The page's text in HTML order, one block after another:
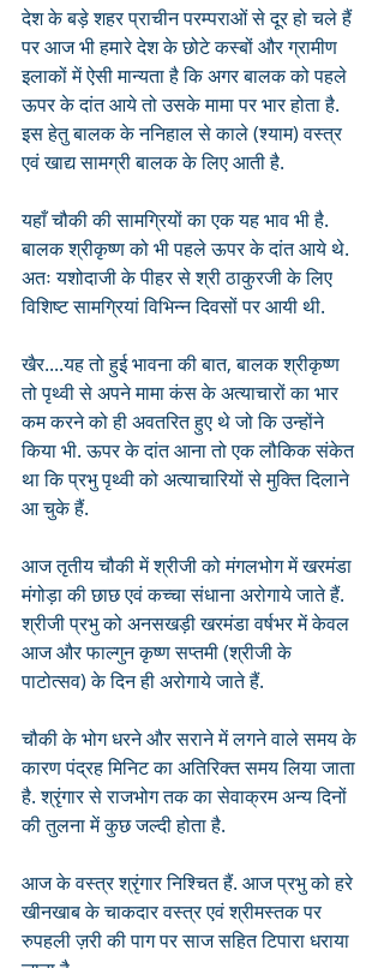
देश के बड़े शहर प्राचीन परम्पराओं से दूर हो चले हैं
पर आज भी हमारे देश के छोटे कस्बों और ग्रामीण
इलाकों में ऐसी मान्यता है कि अगर बालक को पहले
ऊपर के दांत आये तो उसके मामा पर भार होता है.
इस हेतु बालक के ननिहाल से काले (श्याम) वस्त्र
एवं खाद्य सामग्री बालक के लिए आती है.
यहाँ चौकी की सामग्रियों का एक यह भाव भी है.
बालक श्रीकृष्ण को भी पहले ऊपर के दांत आये थे.
अतः यशोदाजी के पीहर से श्री ठाकुरजी के लिए
विशिष्ट सामग्रियां विभिन्न दिवसों पर आयी थी.
खैर....यह तो हुई भावना की बात, बालक श्रीकृष्ण
तो पृथ्वी से अपने मामा कंस के अत्याचारों का भार
कम करने को ही अवतरित हुए थे जो कि उन्होंने
किया भी. ऊपर के दांत आना तो एक लौकिक संकेत
था कि प्रभु पृथ्वी को अत्याचारियों से मुक्ति दिलाने
आ चुके हैं.
आज तृतीय चौकी में श्रीजी को मंगलभोग में खरमंडा
मंगोड़ा की छाछ एवं कच्चा संधाना अरोगाये जाते हैं.
श्रीजी प्रभु को अनसखड़ी खरमंडा वर्षभर में केवल
आज और फाल्गुन कृष्ण सप्तमी (श्रीजी के
पाटोत्सव) के दिन ही अरोगाये जाते हैं.
चौकी के भोग धरने और सराने में लगने वाले समय के
कारण पंद्रह मिनिट का अतिरिक्त समय लिया जाता
है. श्रृंगार से राजभोग तक का सेवाक्रम अन्य दिनों
की तुलना में कुछ जल्दी होता है.
आज के वस्त्र श्रृंगार निश्चित हैं. आज प्रभु को हरे
खीनखाब के चाकदार वस्त्र एवं श्रीमस्तक पर
रुपहली ज़री की पाग पर साज सहित टिपारा धराया